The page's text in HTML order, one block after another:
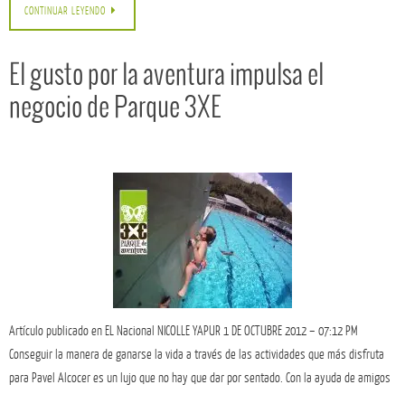
CONTINUAR LEYENDO
El gusto por la aventura impulsa el
negocio de Parque 3XE
Artículo publicado en EL Nacional NICOLLE YAPUR 1 DE OCTUBRE 2012 – 07:12 PM
Conseguir la manera de ganarse la vida a través de las actividades que más disfruta
para Pavel Alcocer es un lujo que no hay que dar por sentado. Con la ayuda de amigos